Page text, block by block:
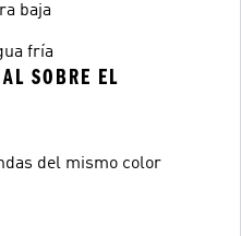
baja
fría
SOBRE EL
del mismo color